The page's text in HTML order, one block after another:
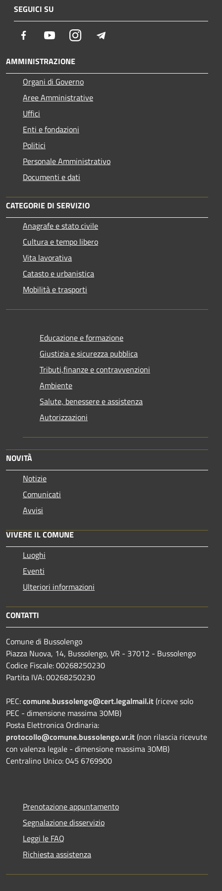
SEGUICI SU
Facebook YoutubeInstagram
AMMINISTRAZIONE
Organi di Governo
Aree Amministrative
Uffici
Enti e fondazioni
Politici
Personale Amministrativo
Documenti e dati
CATEGORIE DI SERVIZIO
Anagrafe e stato civile
Cultura e tempo libero
Vita lavorativa
Catasto e urbanistica
Mobilità e trasporti
Educazione e formazione
Giustizia e sicurezza pubblica
Tributi,finanze e contravvenzioni
Ambiente
Salute, benessere e assistenza
Autorizzazioni
NOVITÀ
Notizie
Comunicati
Avvisi
VIVERE IL COMUNE
Luoghi
Eventi
Ulteriori informazioni
CONTATTI
Comune di Bussolengo
Piazza Nuova, 14, Bussolengo, VR - 37012 - Bussolengo
Codice Fiscale: 00268250230
Partita IVA: 00268250230
PEC:comune.bussolengo@cert.legalmail.it(riceve solo
PEC - dimensione massima 30MB)
Posta Elettronica Ordinaria:
protocollo@comune.bussolengo.vr.it(non rilascia ricevute
con valenza legale - dimensione massima 30MB)
Centralino Unico: 045 6769900
Prenotazione appuntamento
Segnalazione disservizio
Leggi le FAQ
Richiesta assistenza